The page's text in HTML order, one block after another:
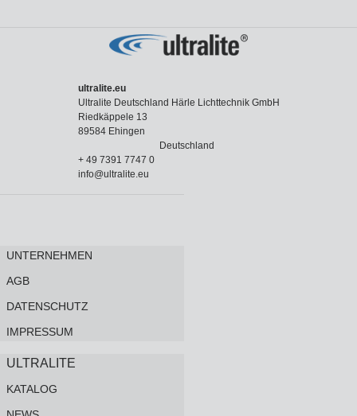
ultralite.eu
Ultralite Deutschland Härle Lichttechnik GmbH
Riedkäppele 13
89584 Ehingen
Deutschland
+ 49 7391 7747 0
info@ultralite.eu
UNTERNEHMEN
AGB
DATENSCHUTZ
IMPRESSUM
ULTRALITE
KATALOG